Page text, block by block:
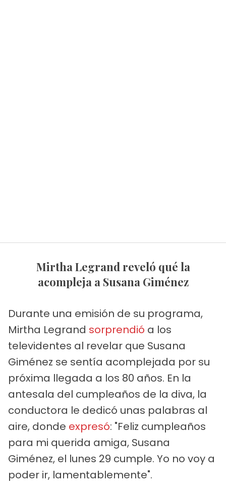
Mirtha Legrand reveló qué la
acompleja a Susana Giménez
Durante una emisión de su programa,
Mirtha Legrand sorprendió a los
televidentes al revelar que Susana
Giménez se sentía acomplejada por su
próxima llegada a los 80 años. En la
antesala del cumpleaños de la diva, la
conductora le dedicó unas palabras al
aire, donde expresó: "Feliz cumpleaños
para mi querida amiga, Susana
Giménez, el lunes 29 cumple. Yo no voy a
poder ir, lamentablemente".